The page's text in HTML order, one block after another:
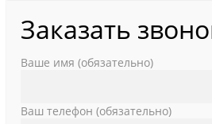
Заказать
Ваше имя (обязательно)
Ваш телефон (обязательно)